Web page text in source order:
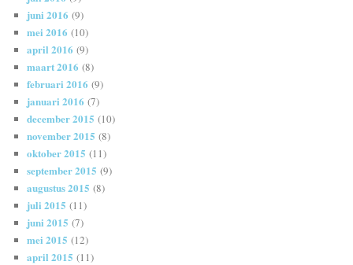
juni 2016 (9)
mei 2016 (10)
april 2016 (9)
maart 2016 (8)
februari 2016 (9)
januari 2016 (7)
december 2015 (10)
november 2015 (8)
oktober 2015 (11)
september 2015 (9)
augustus 2015 (8)
juli 2015 (11)
juni 2015 (7)
mei 2015 (12)
april 2015 (11)